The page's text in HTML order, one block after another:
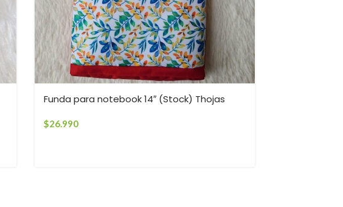
Funda para notebook 14″ (Stock) Thojas
$26.990